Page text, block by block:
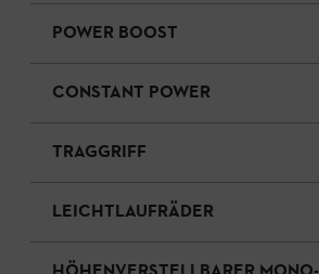
POWER BOOST
CONSTANT POWER
TRAGGRIFF
LEICHTLAUFRÄDER